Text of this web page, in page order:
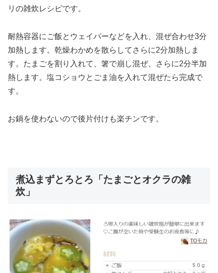
リの雑炊レシピです。
耐熱容器にご飯とウェイパーなどを入れ、混ぜ合わせ3分
加熱します。乾燥わかめを散らしてさらに2分加熱しま
す。たまごを割り入れて、箸で崩し混ぜ、さらに2分半加
熱します。塩コショウとごま油を入れて混ぜたら完成で
す。
お鍋を使わないので後片付けも楽チンです。
煮込まずとろとろ「たまごとオクラの雑
炊」